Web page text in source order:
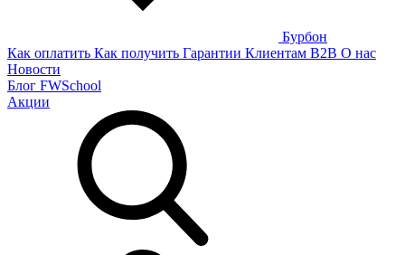
Бурбон
Как оплатить Как получить Гарантии Клиентам B2B О нас
Новости
Блог FWSchool
Акции